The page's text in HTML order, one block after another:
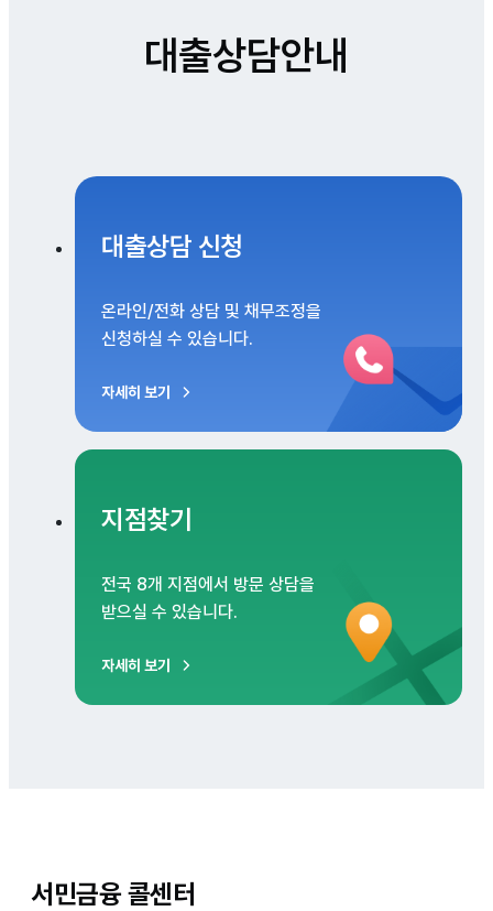
대출상담안내
대출상담 신청
온라인/전화 상담 및 채무조정을
신청하실 수 있습니다.
자세히 보기
지점찾기
전국 8개 지점에서 방문 상담을
받으실 수 있습니다.
자세히 보기
서민금융 콜센터